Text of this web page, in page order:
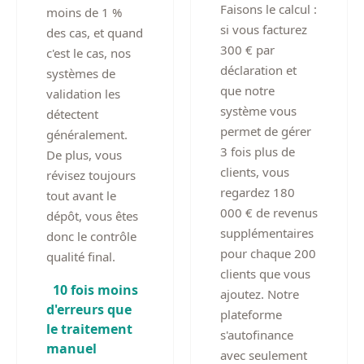
moins de 1 %
des cas, et quand
c'est le cas, nos
systèmes de
validation les
détectent
généralement.
De plus, vous
révisez toujours
tout avant le
dépôt, vous êtes
donc le contrôle
qualité final.
10 fois moins
d'erreurs que
le traitement
manuel
Faisons le calcul :
si vous facturez
300 € par
déclaration et
que notre
système vous
permet de gérer
3 fois plus de
clients, vous
regardez 180
000 € de revenus
supplémentaires
pour chaque 200
clients que vous
ajoutez. Notre
plateforme
s'autofinance
avec seulement